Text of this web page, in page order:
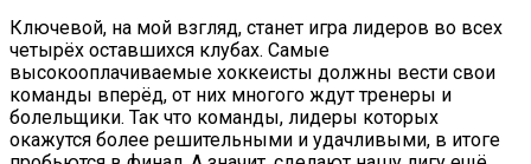
Ключевой, на мой взгляд, станет игра лидеров во всех
четырёх оставшихся клубах. Самые
высокооплачиваемые хоккеисты должны вести свои
команды вперёд, от них многого ждут тренеры и
болельщики. Так что команды, лидеры которых
окажутся более решительными и удачливыми, в итоге